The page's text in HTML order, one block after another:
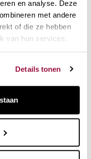
en analyse. Deze
met andere
of die ze hebben
van hun services.
Details tonen
si fuera una
en la taza.
su uso en todo tipo